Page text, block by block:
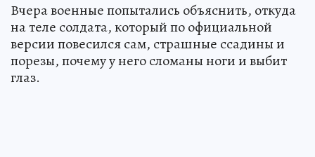
Вчера военные попытались объяснить, откуда
на теле солдата, который по официальной
версии повесился сам, страшные ссадины и
порезы, почему у него сломаны ноги и выбит
глаз.